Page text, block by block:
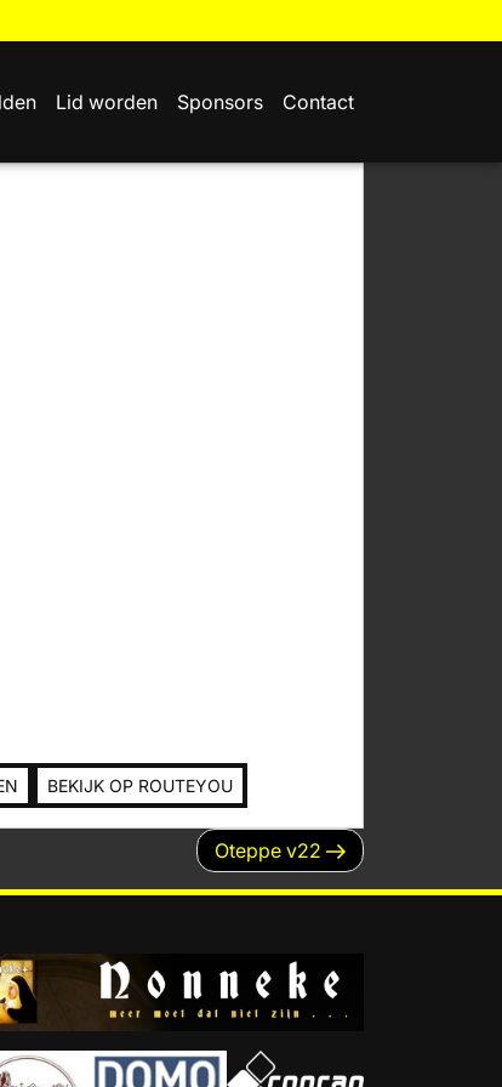
Lid worden Sponsors Contact
BEKIJK OP ROUTEYOU
Volgend
bericht
Oteppe v22